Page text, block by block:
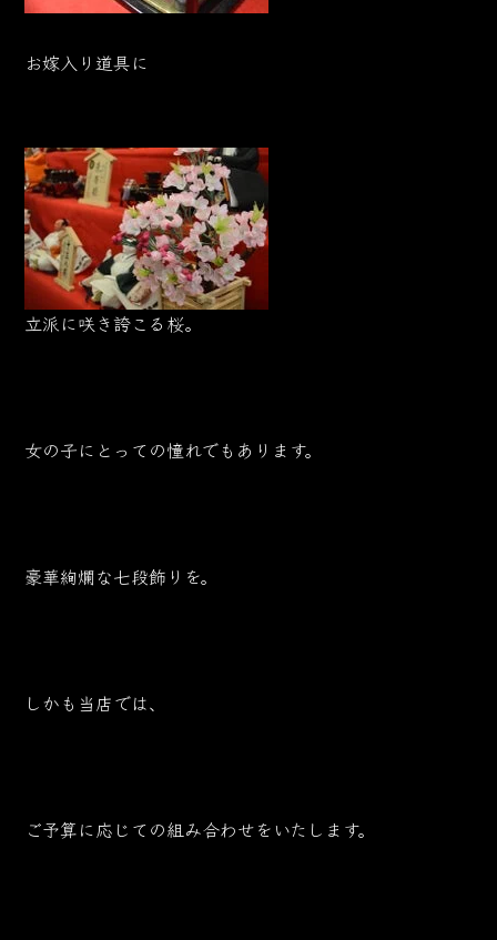
お嫁入り道具に
立派に咲き誇こる桜。
女の子にとっての憧れでもあります。
豪華絢爛な七段飾りを。
しかも当店では、
ご予算に応じての組み合わせをいたします。